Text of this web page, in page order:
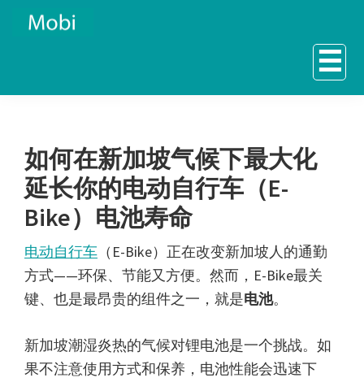
☰
如何在新加坡气候下最大化
延长你的电动自行车（E-
Bike）电池寿命
电动自行车 （E-Bike）正在改变新加坡人的通勤
方式——环保、节能又方便。然而，E-Bike最关
键、也是最昂贵的组件之一，就是电池。
新加坡潮湿炎热的气候对锂电池是一个挑战。如
果不注意使用方式和保养，电池性能会迅速下